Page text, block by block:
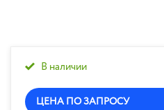
В наличии
ЦЕНА ПО ЗАПРОСУ